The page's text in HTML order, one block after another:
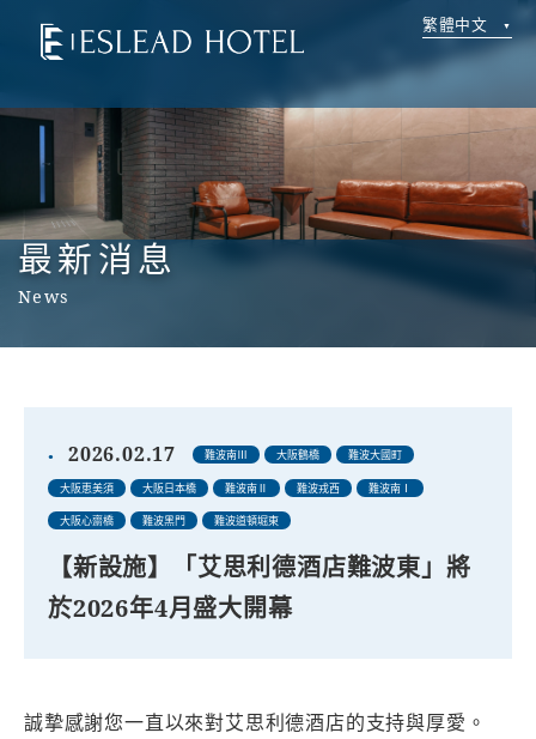
繁體中文
最新消息
News
2026.02.17 難波南Ⅲ 大阪鶴橋 難波大國町
大阪恵美須 大阪日本橋 難波南Ⅱ 難波戎西 難波南Ⅰ
大阪心齋橋 難波黑門 難波道頓堀東
【新設施】「艾思利德酒店難波東」將
於2026年4月盛大開幕
誠摯感謝您一直以來對艾思利德酒店的支持與厚愛。